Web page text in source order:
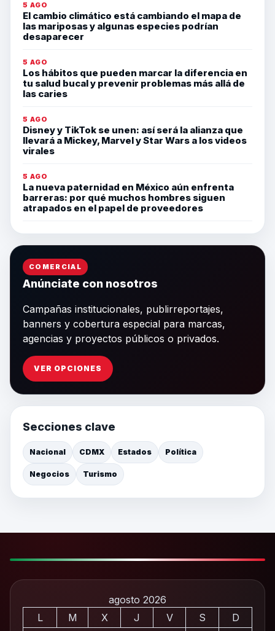
5 AGO
El cambio climático está cambiando el mapa de
las mariposas y algunas especies podrían
desaparecer
5 AGO
Los hábitos que pueden marcar la diferencia en
tu salud bucal y prevenir problemas más allá de
las caries
5 AGO
Disney y TikTok se unen: así será la alianza que
llevará a Mickey, Marvel y Star Wars a los videos
virales
5 AGO
La nueva paternidad en México aún enfrenta
barreras: por qué muchos hombres siguen
atrapados en el papel de proveedores
COMERCIAL
Anúnciate con nosotros
Campañas institucionales, publirreportajes,
banners y cobertura especial para marcas,
agencias y proyectos públicos o privados.
VER OPCIONES
Secciones clave
Nacional CDMX Estados Política
Negocios Turismo
agosto 2026
L
M X J V S
D